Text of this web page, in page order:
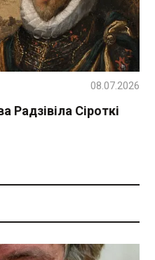
Радзівіла Сіроткі
08.07.2026